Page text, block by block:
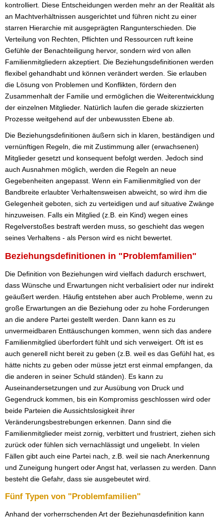
kontrolliert. Diese Entscheidungen werden mehr an der Realität als
an Machtverhältnissen ausgerichtet und führen nicht zu einer
starren Hierarchie mit ausgeprägten Rangunterschieden. Die
Verteilung von Rechten, Pflichten und Ressourcen ruft keine
Gefühle der Benachteiligung hervor, sondern wird von allen
Familienmitgliedern akzeptiert. Die Beziehungsdefinitionen werden
flexibel gehandhabt und können verändert werden. Sie erlauben
die Lösung von Problemen und Konflikten, fördern den
Zusammenhalt der Familie und ermöglichen die Weiterentwicklung
der einzelnen Mitglieder. Natürlich laufen die gerade skizzierten
Prozesse weitgehend auf der unbewussten Ebene ab.
Die Beziehungsdefinitionen äußern sich in klaren, beständigen und
vernünftigen Regeln, die mit Zustimmung aller (erwachsenen)
Mitglieder gesetzt und konsequent befolgt werden. Jedoch sind
auch Ausnahmen möglich, werden die Regeln an neue
Gegebenheiten angepasst. Wenn ein Familienmitglied von der
Bandbreite erlaubter Verhaltensweisen abweicht, so wird ihm die
Gelegenheit geboten, sich zu verteidigen und auf situative Zwänge
hinzuweisen. Falls ein Mitglied (z.B. ein Kind) wegen eines
Regelverstoßes bestraft werden muss, so geschieht das wegen
seines Verhaltens - als Person wird es nicht bewertet.
Beziehungsdefinitionen in "Problemfamilien"
Die Definition von Beziehungen wird vielfach dadurch erschwert,
dass Wünsche und Erwartungen nicht verbalisiert oder nur indirekt
geäußert werden. Häufig entstehen aber auch Probleme, wenn zu
große Erwartungen an die Beziehung oder zu hohe Forderungen
an die andere Partei gestellt werden. Dann kann es zu
unvermeidbaren Enttäuschungen kommen, wenn sich das andere
Familienmitglied überfordert fühlt und sich verweigert. Oft ist es
auch generell nicht bereit zu geben (z.B. weil es das Gefühl hat, es
hätte nichts zu geben oder müsse jetzt erst einmal empfangen, da
die anderen in seiner Schuld ständen). Es kann zu
Auseinandersetzungen und zur Ausübung von Druck und
Gegendruck kommen, bis ein Kompromiss geschlossen wird oder
beide Parteien die Aussichtslosigkeit ihrer
Veränderungsbestrebungen erkennen. Dann sind die
Familienmitglieder meist zornig, verbittert und frustriert, ziehen sich
zurück oder fühlen sich vernachlässigt und ungeliebt. In vielen
Fällen gibt auch eine Partei nach, z.B. weil sie nach Anerkennung
und Zuneigung hungert oder Angst hat, verlassen zu werden. Dann
besteht die Gefahr, dass sie ausgebeutet wird.
Fünf Typen von "Problemfamilien"
Anhand der vorherrschenden Art der Beziehungsdefinition kann